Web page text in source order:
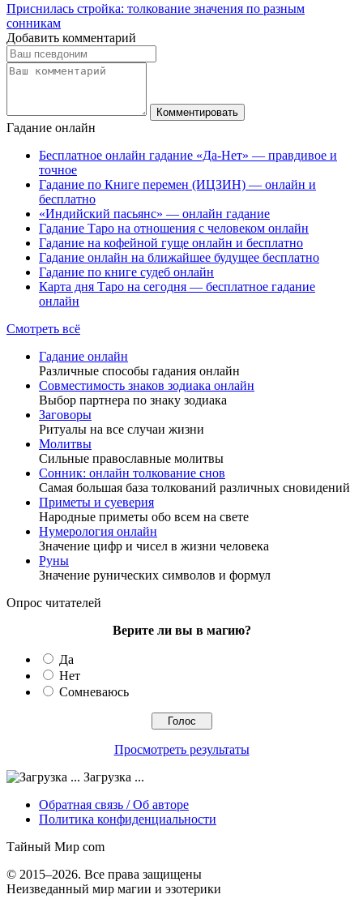
Приснилась стройка: толкование значения по разным
сонникам
Добавить комментарий
Гадание онлайн
Бесплатное онлайн гадание «Да-Нет» — правдивое и
точное
Гадание по Книге перемен (ИЦЗИН) — онлайн и
бесплатно
«Индийский пасьянс» — онлайн гадание
Гадание Таро на отношения с человеком онлайн
Гадание на кофейной гуще онлайн и бесплатно
Гадание онлайн на ближайшее будущее бесплатно
Гадание по книге судеб онлайн
Карта дня Таро на сегодня — бесплатное гадание
онлайн
Смотреть всё
Гадание онлайн
Различные способы гадания онлайн
Совместимость знаков зодиака онлайн
Выбор партнера по знаку зодиака
Заговоры
Ритуалы на все случаи жизни
Молитвы
Сильные православные молитвы
Сонник: онлайн толкование снов
Самая большая база толкований различных сновидений
Приметы и суеверия
Народные приметы обо всем на свете
Нумерология онлайн
Значение цифр и чисел в жизни человека
Руны
Значение рунических символов и формул
Опрос читателей
Верите ли вы в магию?
Да
Нет
Сомневаюсь
Просмотреть результаты
Загрузка ...
Обратная связь / Об авторе
Политика конфиденциальности
Тайный Мир com
© 2015–2026. Все права защищены
Неизведанный мир магии и эзотерики